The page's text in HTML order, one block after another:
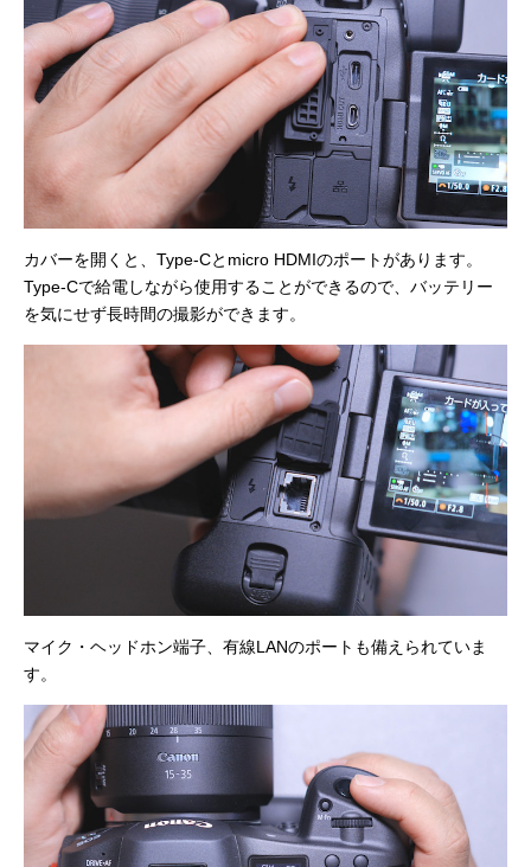
カバーを開くと、Type-Cとmicro HDMIのポートがあります。
Type-Cで給電しながら使用することができるので、バッテリー
を気にせず長時間の撮影ができます。
マイク・ヘッドホン端子、有線LANのポートも備えられていま
す。